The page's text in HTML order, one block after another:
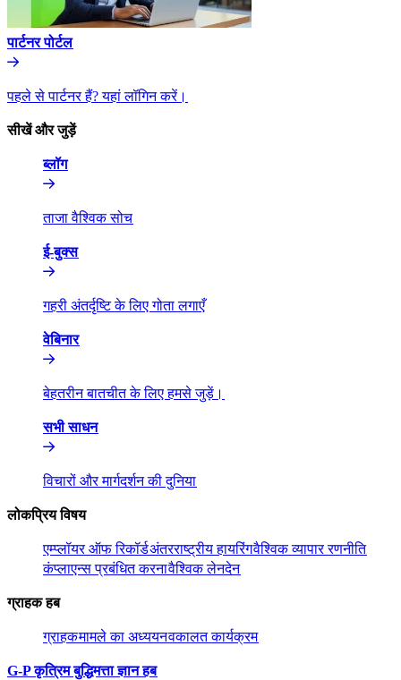
पार्टनर पोर्टल​​
पहले से पार्टनर हैं? यहां लॉगिन करें।​​
सीखें और जुड़ें​​
ब्लॉग​​
ताजा वैश्विक सोच​​
ई-बुक्स​​
गहरी अंतर्दृष्टि के लिए गोता लगाएँ​​
वेबिनार​​
बेहतरीन बातचीत के लिए हमसे जुड़ें।​​
सभी साधन​​
विचारों और मार्गदर्शन की दुनिया​​
लोकप्रिय विषय​​
एम्प्लॉयर ऑफ रिकॉर्ड​​अंतरराष्ट्रीय हायरिंग​​वैश्विक व्यापार रणनीति​​
कंप्लाएन्स प्रबंधित करना​​वैश्विक लेनदेन​​
ग्राहक हब​​
ग्राहक​​मामले का अध्ययन​​वकालत कार्यक्रम​​
G-P कृत्रिम बुद्धिमत्ता ज्ञान हब​​